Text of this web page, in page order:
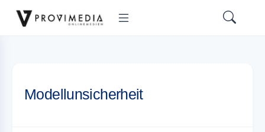
Modellunsicherheit